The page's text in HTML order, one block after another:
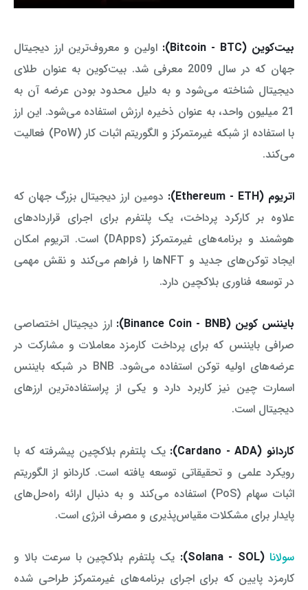
بیت‌کوین (Bitcoin - BTC):
اولین و معروف‌ترین ارز دیجیتال
جهان که در سال 2009 معرفی شد. بیت‌کوین به عنوان طلای
دیجیتال شناخته می‌شود و به دلیل محدود بودن عرضه آن به
21 میلیون واحد، به عنوان ذخیره ارزش استفاده می‌شود. این ارز
با استفاده از شبکه غیرمتمرکز و الگوریتم اثبات کار (PoW) فعالیت
می‌کند.
اتریوم (Ethereum - ETH):
دومین ارز دیجیتال بزرگ جهان که
علاوه بر کارکرد پرداخت، یک پلتفرم برای اجرای قراردادهای
هوشمند و برنامه‌های غیرمتمرکز (DApps) است. اتریوم امکان
ایجاد توکن‌های جدید و NFTها را فراهم می‌کند و نقش مهمی
در توسعه فناوری بلاکچین دارد.
بایننس کوین (Binance Coin - BNB):
ارز دیجیتال اختصاصی
صرافی بایننس که برای پرداخت کارمزد معاملات و مشارکت در
عرضه‌های اولیه توکن استفاده می‌شود. BNB در شبکه بایننس
اسمارت چین نیز کاربرد دارد و یکی از پراستفاده‌ترین ارزهای
دیجیتال است.
کاردانو (Cardano - ADA):
یک پلتفرم بلاکچین پیشرفته که با
رویکرد علمی و تحقیقاتی توسعه یافته است. کاردانو از الگوریتم
اثبات سهام (PoS) استفاده می‌کند و به دنبال ارائه راه‌حل‌های
پایدار برای مشکلات مقیاس‌پذیری و مصرف انرژی است.
سولانا (Solana - SOL):
یک پلتفرم بلاکچین با سرعت بالا و
کارمزد پایین که برای اجرای برنامه‌های غیرمتمرکز طراحی شده